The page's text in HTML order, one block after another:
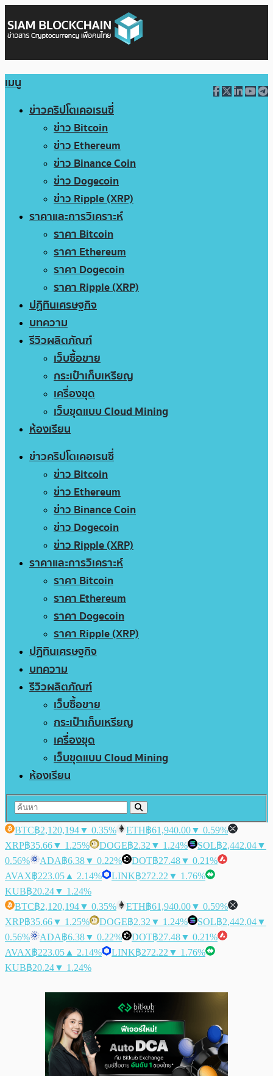
เมนู
ข่าวคริปโตเคอเรนซี่
ข่าว Bitcoin
ข่าว Ethereum
ข่าว Binance Coin
ข่าว Dogecoin
ข่าว Ripple (XRP)
ราคาและการวิเคราะห์
ราคา Bitcoin
ราคา Ethereum
ราคา Dogecoin
ราคา Ripple (XRP)
ปฏิทินเศรษฐกิจ
บทความ
รีวิวผลิตภัณฑ์
เว็บซื้อขาย
กระเป๋าเก็บเหรียญ
เครื่องขุด
เว็บขุดแบบ Cloud Mining
ห้องเรียน
ข่าวคริปโตเคอเรนซี่
ข่าว Bitcoin
ข่าว Ethereum
ข่าว Binance Coin
ข่าว Dogecoin
ข่าว Ripple (XRP)
ราคาและการวิเคราะห์
ราคา Bitcoin
ราคา Ethereum
ราคา Dogecoin
ราคา Ripple (XRP)
ปฏิทินเศรษฐกิจ
บทความ
รีวิวผลิตภัณฑ์
เว็บซื้อขาย
กระเป๋าเก็บเหรียญ
เครื่องขุด
เว็บขุดแบบ Cloud Mining
ห้องเรียน
BTC฿2,120,194▼ 0.35% ETH฿61,940.00▼ 0.59%
XRP฿35.66▼ 1.25% DOGE฿2.32 ▼ 1.24% SOL฿2,442.04▼
0.56%
ADA฿6.38▼ 0.22% DOT฿27.48▼ 0.21%
AVAX฿223.05 ▲ 2.14% LINK฿272.22 ▼ 1.76%
KUB฿20.24▼ 1.24%
BTC฿2,120,194▼ 0.35% ETH฿61,940.00▼ 0.59%
XRP฿35.66▼ 1.25% DOGE฿2.32 ▼ 1.24% SOL฿2,442.04▼
0.56%
ADA฿6.38▼ 0.22% DOT฿27.48▼ 0.21%
AVAX฿223.05 ▲ 2.14% LINK฿272.22 ▼ 1.76%
KUB฿20.24▼ 1.24%